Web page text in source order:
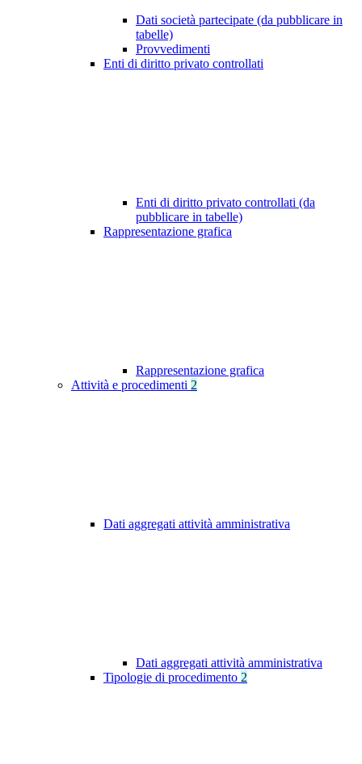
Dati società partecipate (da pubblicare in
tabelle)
Provvedimenti
Enti di diritto privato controllati
Enti di diritto privato controllati (da
pubblicare in tabelle)
Rappresentazione grafica
Rappresentazione grafica
Attività e procedimenti 2
Dati aggregati attività amministrativa
Dati aggregati attività amministrativa
Tipologie di procedimento 2